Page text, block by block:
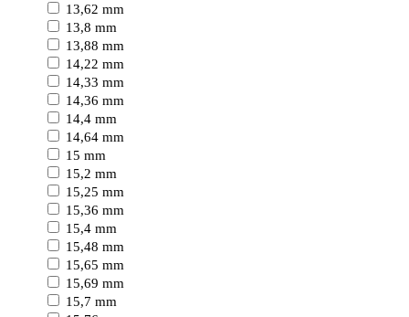
13,62 mm
13,8 mm
13,88 mm
14,22 mm
14,33 mm
14,36 mm
14,4 mm
14,64 mm
15 mm
15,2 mm
15,25 mm
15,36 mm
15,4 mm
15,48 mm
15,65 mm
15,69 mm
15,7 mm